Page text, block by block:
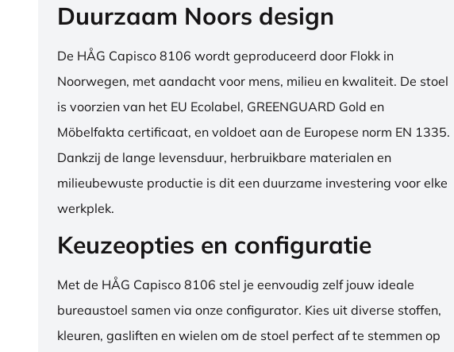
Duurzaam Noors design
De HÅG Capisco 8106 wordt geproduceerd door Flokk in
Noorwegen, met aandacht voor mens, milieu en kwaliteit. De stoel
is voorzien van het EU Ecolabel, GREENGUARD Gold en
Möbelfakta certificaat, en voldoet aan de Europese norm EN 1335.
Dankzij de lange levensduur, herbruikbare materialen en
milieubewuste productie is dit een duurzame investering voor elke
werkplek.
Keuzeopties en configuratie
Met de HÅG Capisco 8106 stel je eenvoudig zelf jouw ideale
bureaustoel samen via onze configurator. Kies uit diverse stoffen,
kleuren, gasliften en wielen om de stoel perfect af te stemmen op